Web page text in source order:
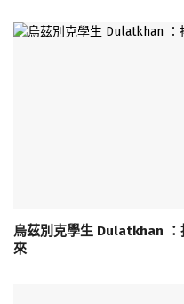
烏茲別克學生 Dulatkhan ：
來